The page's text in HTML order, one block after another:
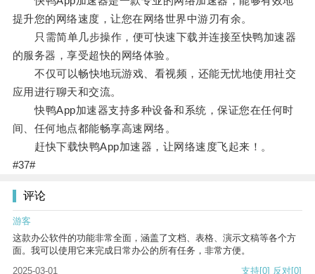
提升您的网络速度，让您在网络世界中游刃有余。
只需简单几步操作，便可快速下载并连接至快鸭加速器
的服务器，享受超快的网络体验。
不仅可以畅快地玩游戏、看视频，还能无忧地使用社交
应用进行聊天和交流。
快鸭App加速器支持多种设备和系统，保证您在任何时
间、任何地点都能畅享高速网络。
赶快下载快鸭App加速器，让网络速度飞起来！。
#37#
评论
游客
这款办公软件的功能非常全面，涵盖了文档、表格、演示文稿等各个方
面。我可以使用它来完成日常办公的所有任务，非常方便。
2025-03-01
支持[0] 反对[0]